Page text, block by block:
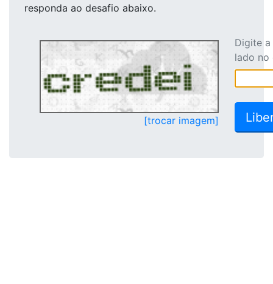
responda ao desafio abaixo.
[trocar imagem]
Digite
lado no